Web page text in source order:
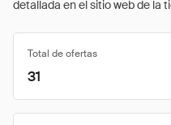
detallada en el sitio web de la
Total de ofertas
31